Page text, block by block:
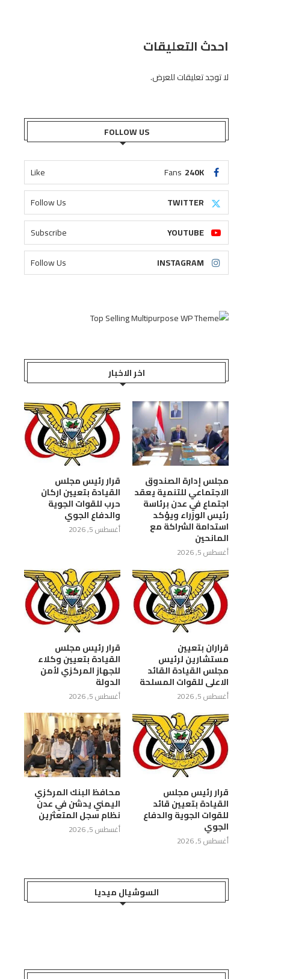
بتعز يناقش آلية تحصيل رسوم
الدعاية والإعلان
أغسطس 5, 2026
اجتماع برئاسة نائب وزير التربية
يناقش ترتيبات العام...
أغسطس 5, 2026
احدث التعليقات
لا توجد تعليقات للعرض.
FOLLOW US
240K
Fans
Like
TWITTER
Follow Us
YOUTUBE
Subscribe
INSTAGRAM
Follow Us
اخر الاخبار
مجلس إدارة الصندوق
الاجتماعي للتنمية يعقد
اجتماع في عدن برئاسة
رئيس الوزراء ويؤكد
استدامة الشراكة مع
المانحين
أغسطس 5, 2026
قرار رئيس مجلس
القيادة بتعيين اركان
حرب للقوات الجوية
والدفاع الجوي
أغسطس 5, 2026
قراران بتعيين
مستشارين لرئيس
مجلس القيادة القائد
الاعلى للقوات المسلحة
أغسطس 5, 2026
قرار رئيس مجلس
القيادة بتعيين وكلاء
للجهاز المركزي لأمن
الدولة
أغسطس 5, 2026
قرار رئيس مجلس
القيادة بتعيين قائد
للقوات الجوية والدفاع
الجوي
أغسطس 5, 2026
محافظ البنك المركزي
اليمني يدشن في عدن
نظام سجل المتعثرين
أغسطس 5, 2026
السوشيال ميديا